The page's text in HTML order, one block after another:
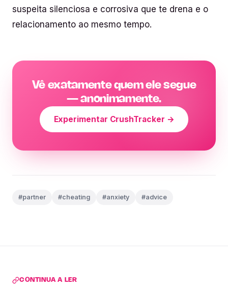
suspeita silenciosa e corrosiva que te drena e o
relacionamento ao mesmo tempo.
Vê exatamente quem ele segue
— anonimamente.
Experimentar CrushTracker →
#partner #cheating #anxiety #advice
CONTINUA A LER